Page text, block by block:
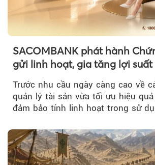
SACOMBANK phát hành
gửi linh hoạt, gia tăng lợi suất
nguồn vốn cho khách hàng
Trước nhu cầu ngày càng cao về
quản lý tài sản vừa tối ưu hiệu
đảm bảo tính linh hoạt trong sử